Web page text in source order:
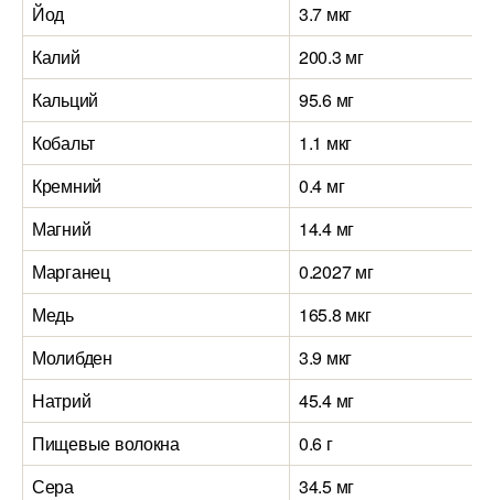
Йод
3.7 мкг
Калий
200.3 мг
Кальций
95.6 мг
Кобальт
1.1 мкг
Кремний
0.4 мг
Магний
14.4 мг
Марганец
0.2027 мг
Медь
165.8 мкг
Молибден
3.9 мкг
Натрий
45.4 мг
Пищевые волокна
0.6 г
Сера
34.5 мг